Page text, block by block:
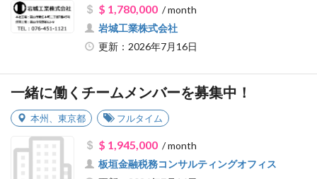
$ 1,780,000/ month
岩城工業株式会社
更新：2026年7月16日
一緒に働くチームメンバーを募集中！
本州 東京都 フルタイム
$ 1,945,000/ month
板垣金融税務コンサルティングオフィス